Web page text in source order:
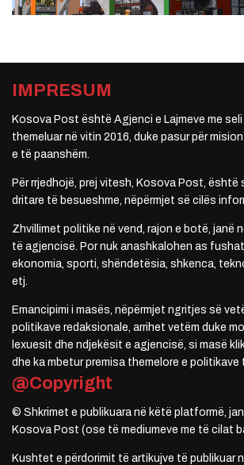
IMPRESUM
Kosova Post është Agjenci e Lajmeve me
themeluar në vitin 2016, duke pasur për
e të paanshëm.
Për rrjedhojë, prej vitesh, Kosova Post, është
dritare të besueshme, nëpërmjet së cilës
Zhvillimet politike në vend, rajon e botë, janë
të agjencisë. Por nuk anashkalohen as
ekonomia, sporti, shëndetësia, shkenca,
etj.
Emancipimi i masës, nëpërmjet ngritjes së
politikave redaksionale, arrihet vetëm duke
lexuesit dhe ndjekësit e agjencisë, si masë
dhe ka mbetur premisa themelore e politikave
@Copyright
© Shkrimet e publikuara në këtë platformë,
Kosova Post (ose të mediumeve me të cilat
Kushtet e përdorimit të artikujve të publikuar